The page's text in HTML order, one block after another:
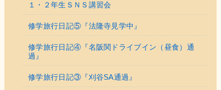
１・２年生ＳＮＳ講習会
修学旅行日記⑤『法隆寺見学中』
修学旅行日記④『名阪関ドライブイン（昼食）通
過』
修学旅行日記③『刈谷SA通過』